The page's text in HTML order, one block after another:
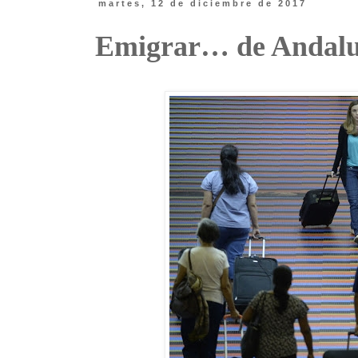
martes, 12 de diciembre de 2017
Emigrar… de